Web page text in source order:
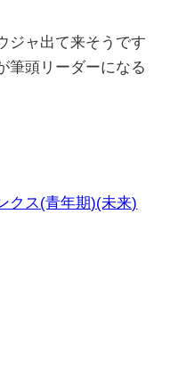
ジャ出て来そうです
筆頭リーダーになる
クス(青年期)(未来)